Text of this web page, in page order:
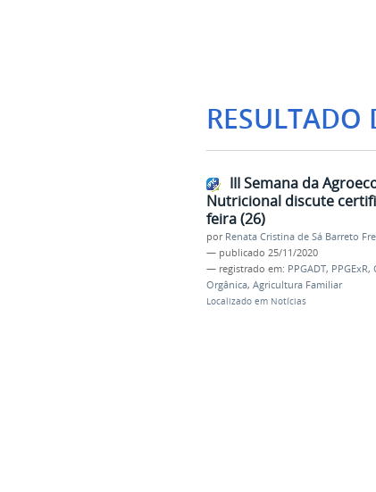
RESULTADO
III Semana da
Nutricional discute
feira (26)
por Renata Cristina de Sá Barreto
— publicado 25/11/2020
— registrado em: PPGADT, PPGExR,
Orgânica, Agricultura Familiar
Localizado em Notícias